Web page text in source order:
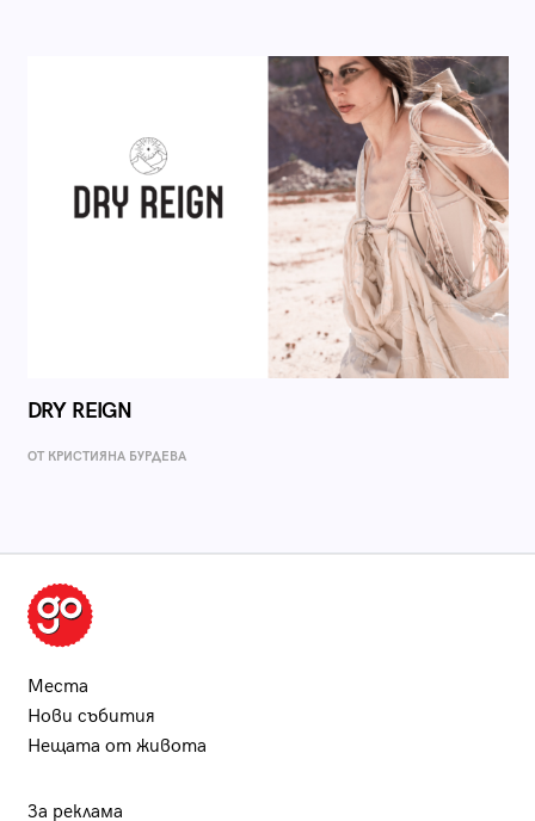
DRY REIGN
ОТ КРИСТИЯНА БУРДЕВА
Места
Нови събития
Нещата от живота
За реклама